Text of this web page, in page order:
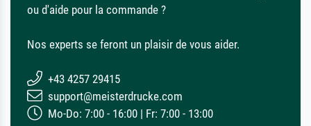
ou d'aide pour la commande ?
Nos experts se feront un plaisir de vous aider.
+43 4257 29415
support@meisterdrucke.com
Mo-Do: 7:00 - 16:00 | Fr: 7:00 - 13:00